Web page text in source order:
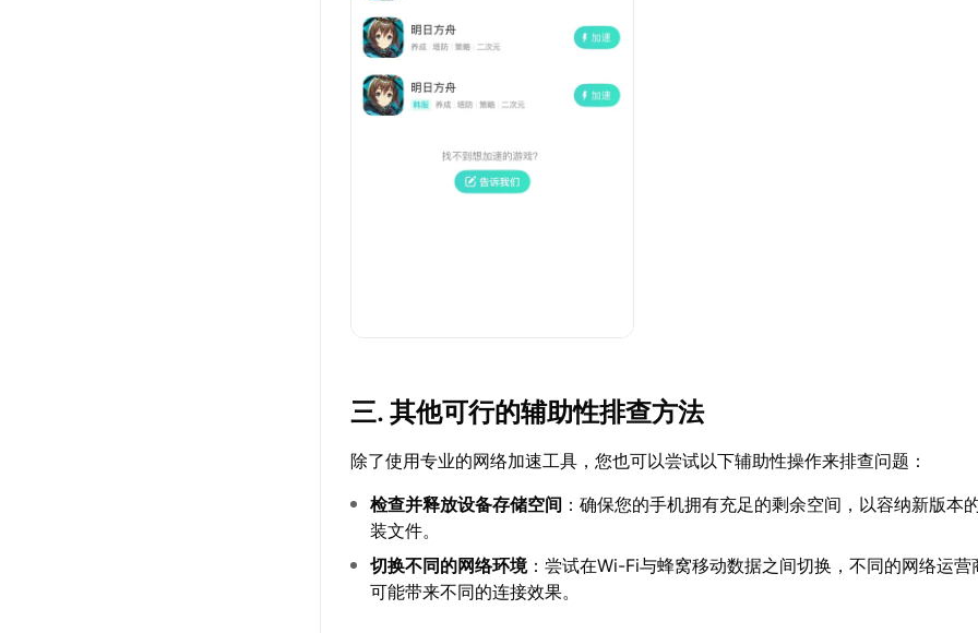
三. 其他可行的辅助性排查方法
除了使用专业的网络加速工具，您也可以尝试以下辅助性操作来排查问题：
检查并释放设备存储空间 ：确保您的手机拥有充足的剩余空间，以容纳新版本
装文件。
切换不同的网络环境：尝试在Wi-Fi与蜂窝移动数据之间切换，不同的网络运营
可能带来不同的连接效果。